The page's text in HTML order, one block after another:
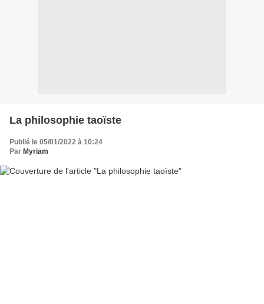
La philosophie taoïste
Publié le 05/01/2022 à 10:24
Par Myriam